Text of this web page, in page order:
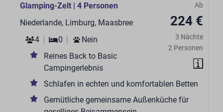
Ab
224 €
3 Nächte
2 Personen
Glamping-Zelt | 4 Personen
Niederlande, Limburg, Maasbree
4
0
Nein
Reines Back to Basic
Campingerlebnis
Schlafen in echten und komfortablen Betten
Gemütliche gemeinsame Außenküche für